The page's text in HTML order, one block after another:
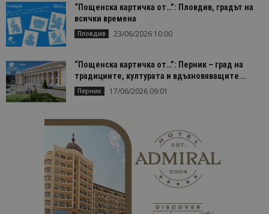
“Пощенска картичка от…”: Пловдив, градът на
всички времена
Пловдив 23/06/2026 10:00
“Пощенска картичка от…”: Перник – град на
традициите, културата и вдъхновяващите...
Перник 17/06/2026 09:01
потребителско влизане и управление на
акаунта. Уебсайтът не може да се използва
правилно без строго необходими бисквитки.
Име
cookie_notice_accepted
lisandraramos.com
bgtourism.bg
7 дни